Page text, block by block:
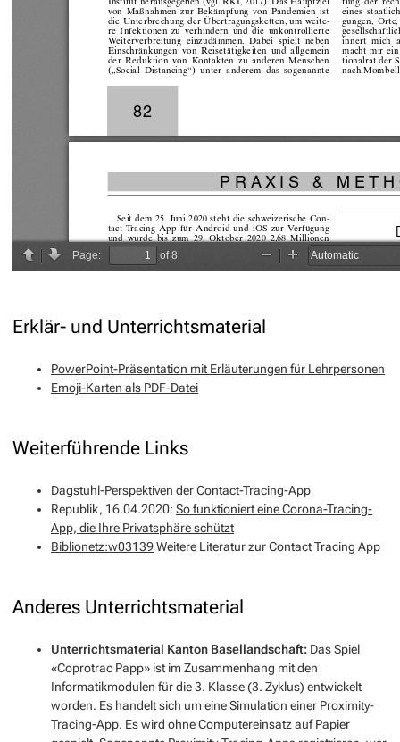
Erklär- und Unterrichtsmaterial
PowerPoint-Präsentation mit Erläuterungen für Lehrpersonen
Emoji-Karten als PDF-Datei
Weiterführende Links
Dagstuhl-Perspektiven der Contact-Tracing-App
Republik, 16.04.2020:So funktioniert eine Corona-Tracing-
App, die Ihre Privatsphäre schützt
Biblionetz:w03139Weitere Literatur zur Contact Tracing App
Anderes Unterrichtsmaterial
Unterrichtsmaterial Kanton Basellandschaft: Das Spiel
«Coprotrac Papp» ist im Zusammenhang mit den
Informatikmodulen für die 3. Klasse (3. Zyklus) entwickelt
worden. Es handelt sich um eine Simulation einer Proximity-
Tracing-App. Es wird ohne Computereinsatz auf Papier